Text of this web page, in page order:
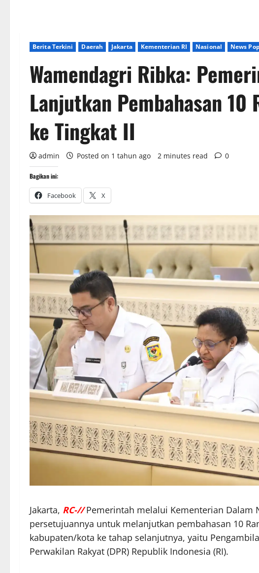
Berita Terkini Daerah Jakarta Kementerian RI Nasional News
Wamendagri Ribka:
Lanjutkan Pembahasan 10
ke Tingkat II
admin Posted on 1 tahun ago 2 minutes read 0
Bagikan ini:
Facebook X
Jakarta, RC-//Pemerintah melalui Kementerian Dalam
persetujuannya untuk melanjutkan pembahasan 10
kabupaten/kota ke tahap selanjutnya, yaitu
Perwakilan Rakyat (DPR) Republik Indonesia (RI).